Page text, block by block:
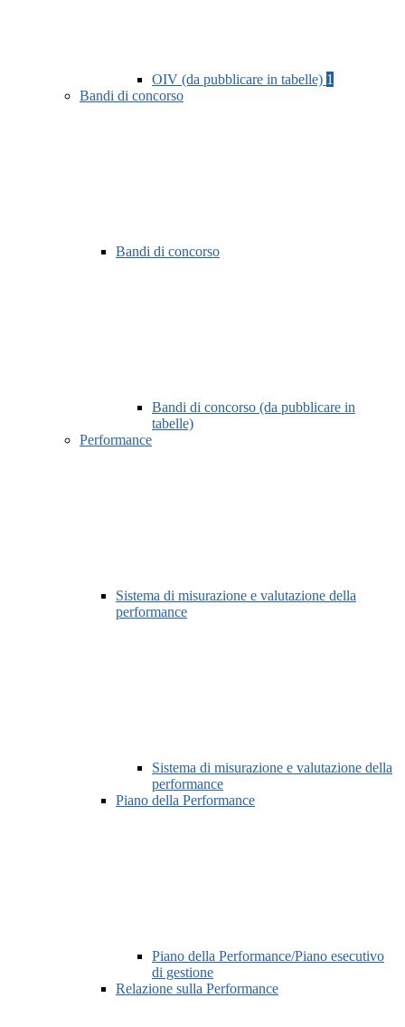
OIV (da pubblicare in tabelle) 1
Bandi di concorso
Bandi di concorso
Bandi di concorso (da pubblicare in
tabelle)
Performance
Sistema di misurazione e valutazione della
performance
Sistema di misurazione e valutazione della
performance
Piano della Performance
Piano della Performance/Piano esecutivo
di gestione
Relazione sulla Performance